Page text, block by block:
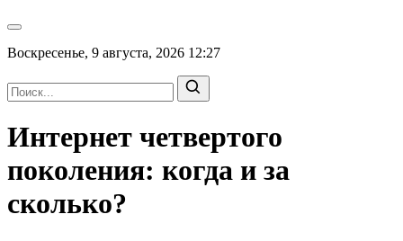
Воскресенье, 9 августа, 2026 12:27
Интернет четвертого
поколения: когда и за
сколько?